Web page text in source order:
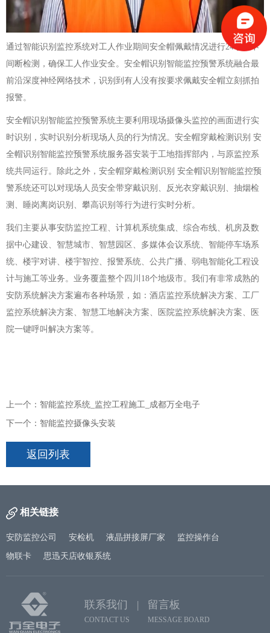
通过智能识别监控系统对工人作业期间安全帽佩戴情况进行24小时不
间断检测，确保工人作业安全。安全帽识别智能监控预警系统融合最
前沿深度神经网络技术，识别到有人没有按要求佩戴安全帽立刻抓拍
报警。
安全帽识别智能监控预警系统主要利用现场摄像头监控的画面进行实
时识别，实时识别分析现场人员的行为情况。安全帽穿戴检测识别 安
全帽识别智能监控预警系统服务器安装于工地指挥部内，与原监控系
统共同运行。除此之外，安全帽穿戴检测识别 安全帽识别智能监控预
警系统还可以对现场人员安全带穿戴识别、反光衣穿戴识别、抽烟检
测、睡岗离岗识别、攀高识别等行为进行实时分析。
我们主要从事安防监控工程、计算机系统集成、综合布线、机房及数
据中心建设、智慧城市、智慧园区、多媒体会议系统、智能停车场系
统、楼宇对讲、楼宇智控、报警系统、公共广播、弱电智能化工程设
计与施工等业务。业务覆盖整个四川18个地级市。我们有非常成熟的
安防系统解决方案遍布各种场景，如：酒店监控系统解决方案、工厂
监控系统解决方案、智慧工地解决方案、医院监控系统解决方案、医
院一键呼叫解决方案等。
上一个：智能监控系统_监控工程施工_成都万全电子
下一个：智能监控摄像头安装
返回列表
相关链接
安防监控公司 安检机 液晶拼接屏厂家 监控操作台
物联卡 思迅天店收银系统
联系我们 |
CONTACT US
留言板
MESSAGE BOARD